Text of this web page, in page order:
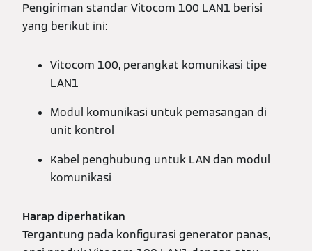
Pengiriman standar Vitocom 100 LAN1 berisi
yang berikut ini:
Vitocom 100, perangkat komunikasi tipe
LAN1
Modul komunikasi untuk pemasangan di
unit kontrol
Kabel penghubung untuk LAN dan modul
komunikasi
Harap diperhatikan
Tergantung pada konfigurasi generator panas,